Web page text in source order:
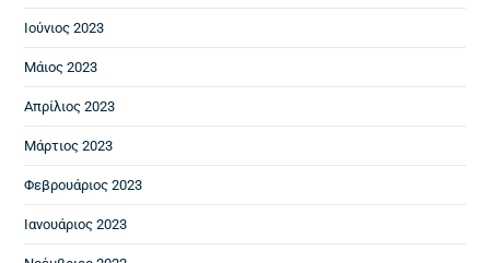
Ιούνιος 2023
Μάιος 2023
Απρίλιος 2023
Μάρτιος 2023
Φεβρουάριος 2023
Ιανουάριος 2023